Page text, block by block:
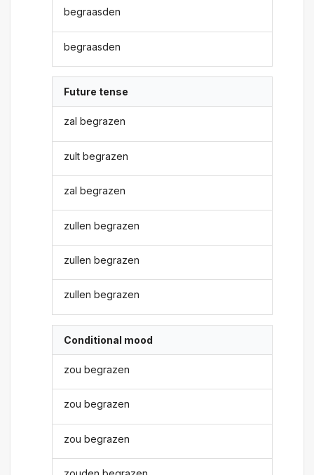
begraasden
begraasden
Future tense
zal begrazen
zult begrazen
zal begrazen
zullen begrazen
zullen begrazen
zullen begrazen
Conditional mood
zou begrazen
zou begrazen
zou begrazen